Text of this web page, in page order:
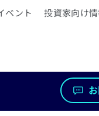
ベント 投資家向け情